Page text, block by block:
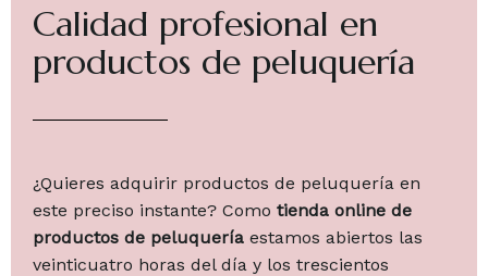
Calidad profesional en
productos de peluquería
¿Quieres adquirir productos de peluquería en
este preciso instante? Como tienda online de
productos de peluquería estamos abiertos las
veinticuatro horas del día y los trescientos